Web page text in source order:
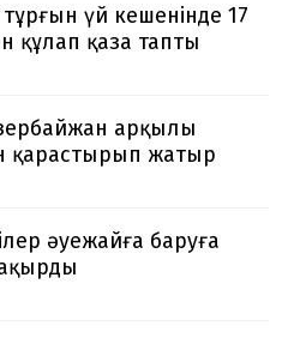
үй кешенінде 17
құлап қаза тапты
арқылы
қарастырып жатыр
әуежайға баруға